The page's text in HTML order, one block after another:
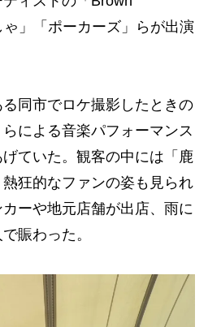
」「ポーカーズ」らが出演
同市でロケ撮影したときの
による音楽パフォーマンス
ていた。観客の中には「鹿
狂的なファンの姿も見られ
ーや地元店舗が出店、雨に
賑わった。